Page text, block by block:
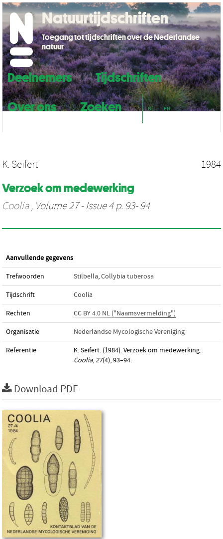
Deelnemers
Tijdschriften
Over ons
Zoeken NL EN
Natuurtijdschriften
Toegang tot tijdschriften over de Nederlandse
natuur
K. Seifert 1984
Verzoek om medewerking
Coolia, Volume 27 - Issue 4 p. 93- 94
Aanvullende gegevens
Trefwoorden Stilbella,Collybia tuberosa
Tijdschrift Coolia
Rechten CC BY 4.0 NL ("Naamsvermelding")
Organisatie Nederlandse Mycologische Vereniging
Referentie
K. Seifert. (1984). Verzoek om medewerking.
Coolia,27(4), 93–94.
Download PDF